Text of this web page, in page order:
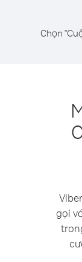
Chọn
gọi